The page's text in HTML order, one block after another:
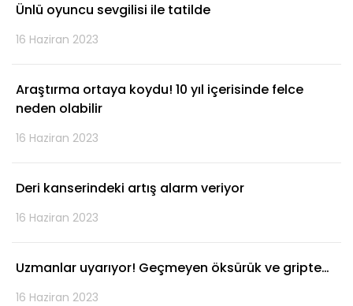
Ünlü oyuncu sevgilisi ile tatilde
16 Haziran 2023
Araştırma ortaya koydu! 10 yıl içerisinde felce
neden olabilir
16 Haziran 2023
Deri kanserindeki artış alarm veriyor
16 Haziran 2023
Uzmanlar uyarıyor! Geçmeyen öksürük ve gripte…
16 Haziran 2023